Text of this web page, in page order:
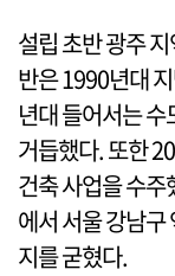
설립 초반 광주
반은 1990년대
년대 들어서는
거듭했다. 또한
건축 사업을 수
에서 서울 강남
지를 굳혔다.